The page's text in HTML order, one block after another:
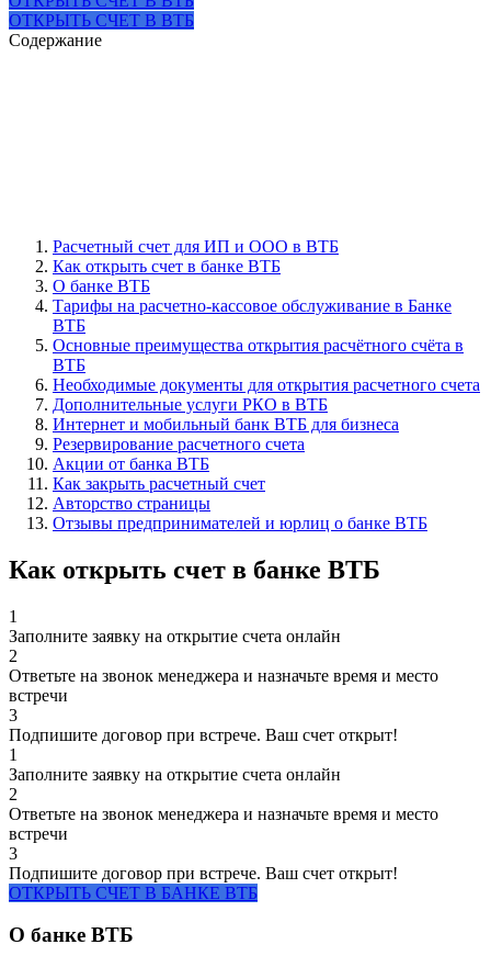
ОТКРЫТЬ СЧЕТ В ВТБ
Содержание
Расчетный счет для ИП и ООО в ВТБ
Как открыть счет в банке ВТБ
О банке ВТБ
Тарифы на расчетно-кассовое обслуживание в Банке
ВТБ
Основные преимущества открытия расчётного счёта в
ВТБ
Необходимые документы для открытия расчетного счета
Дополнительные услуги РКО в ВТБ
Интернет и мобильный банк ВТБ для бизнеса
Резервирование расчетного счета
Акции от банка ВТБ
Как закрыть расчетный счет
Авторство страницы
Отзывы предпринимателей и юрлиц о банке ВТБ
Как открыть счет в банке ВТБ
1
Заполните заявку на открытие счета онлайн
2
Ответьте на звонок менеджера и назначьте время и место
встречи
3
Подпишите договор при встрече. Ваш счет открыт!
1
Заполните заявку на открытие счета онлайн
2
Ответьте на звонок менеджера и назначьте время и место
встречи
3
Подпишите договор при встрече. Ваш счет открыт!
ОТКРЫТЬ СЧЕТ В БАНКЕ ВТБ
О банке ВТБ